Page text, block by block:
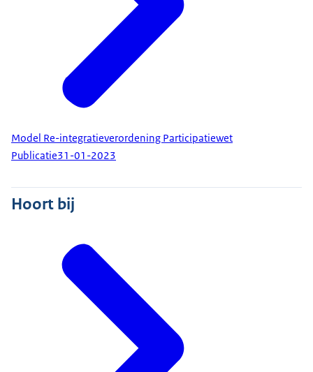
Model Re-integratieverordening Participatiewet
Publicatie31-01-2023
Hoort bij